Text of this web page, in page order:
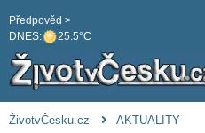
DNES: 25.5°C
Předpověd >
ŽivotvČesku.cz AKTUALITY